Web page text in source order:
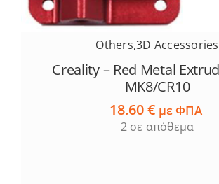
Others,3D Accessories
Creality – Red Metal
MK8/CR10
18.60€ με ΦΠΑ
2 σε απόθεμα